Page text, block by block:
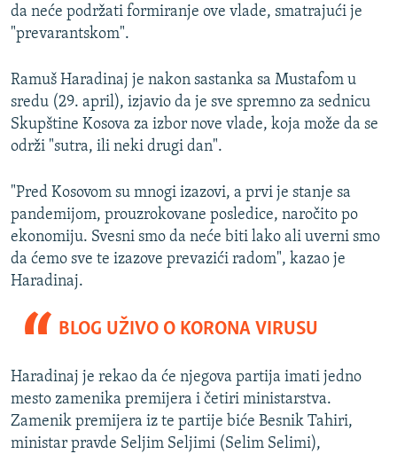
da neće podržati formiranje ove vlade, smatrajući je
"prevarantskom".
Ramuš Haradinaj je nakon sastanka sa Mustafom u
sredu (29. april), izjavio da je sve spremno za sednicu
Skupštine Kosova za izbor nove vlade, koja može da se
održi "sutra, ili neki drugi dan".
"Pred Kosovom su mnogi izazovi, a prvi je stanje sa
pandemijom, prouzrokovane posledice, naročito po
ekonomiju. Svesni smo da neće biti lako ali uverni smo
da ćemo sve te izazove prevazići radom", kazao je
Haradinaj.
BLOG UŽIVO O KORONA VIRUSU
Haradinaj je rekao da će njegova partija imati jedno
mesto zamenika premijera i četiri ministarstva.
Zamenik premijera iz te partije biće Besnik Tahiri,
ministar pravde Seljim Seljimi (Selim Selimi),